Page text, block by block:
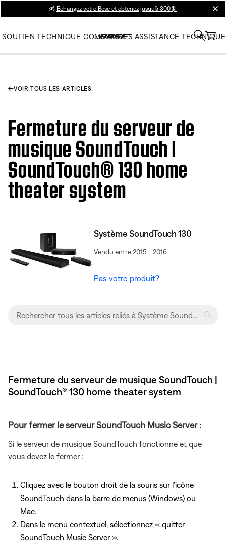
💰 Échangez votre Bose et obtenez jusqu’à 300 $!
SOUTIEN TECHNIQUE COMMANDES ASSISTANCE TECHNIQUE
VOIR TOUS LES ARTICLES
Fermeture du serveur de
musique SoundTouch |
SoundTouch® 130 home
theater system
Système SoundTouch 130
Vendu entre 2015 - 2016
Pas votre produit?
Fermeture du serveur de musique SoundTouch |
SoundTouch® 130 home theater system
Pour fermer le serveur SoundTouch Music Server :
Si le serveur de musique SoundTouch fonctionne et que
vous devez le fermer :
Cliquez avec le bouton droit de la souris sur l'icône
SoundTouch dans la barre de menus (Windows) ou
Mac.
Dans le menu contextuel, sélectionnez « quitter
SoundTouch Music Server ».